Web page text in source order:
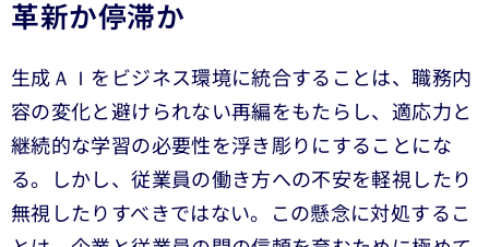
革新か停滞か
生成ＡＩをビジネス環境に統合することは、職務内
容の変化と避けられない再編をもたらし、適応力と
継続的な学習の必要性を浮き彫りにすることにな
る。しかし、従業員の働き方への不安を軽視したり
無視したりすべきではない。この懸念に対処するこ